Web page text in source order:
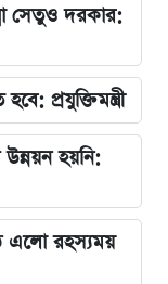
সেতুও দরকার:
প্রযুক্তিমন্ত্রী
হয়নি:
এলো রহস্যময়